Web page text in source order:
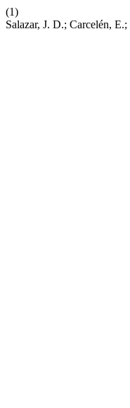
(1)
Salazar, J. D.; Carcelén,